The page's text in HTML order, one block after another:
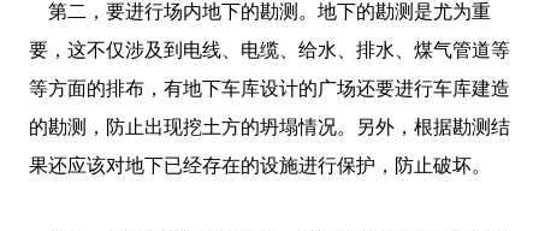
第二，要进行场内地下的勘测。地下的勘测是尤为重
要，这不仅涉及到电线、电缆、给水、排水、煤气管道等
等方面的排布，有地下车库设计的广场还要进行车库建造
的勘测，防止出现挖土方的坍塌情况。另外，根据勘测结
果还应该对地下已经存在的设施进行保护，防止破坏。